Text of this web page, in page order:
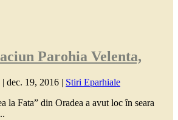
Parohia Velenta,
| dec. 19, 2016 | Stiri Eparhiale
la Fata” din Oradea a avut loc în seara